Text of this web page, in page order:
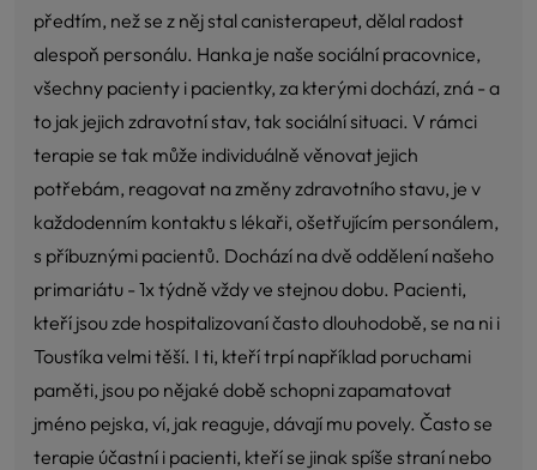
předtím, než se z něj stal canisterapeut, dělal radost
alespoň personálu. Hanka je naše sociální pracovnice,
všechny pacienty i pacientky, za kterými dochází, zná - a
to jak jejich zdravotní stav, tak sociální situaci. V rámci
terapie se tak může individuálně věnovat jejich
potřebám, reagovat na změny zdravotního stavu, je v
každodenním kontaktu s lékaři, ošetřujícím personálem,
s příbuznými pacientů. Dochází na dvě oddělení našeho
primariátu - 1x týdně vždy ve stejnou dobu. Pacienti,
kteří jsou zde hospitalizovaní často dlouhodobě, se na ni i
Toustíka velmi těší. I ti, kteří trpí například poruchami
paměti, jsou po nějaké době schopni zapamatovat
jméno pejska, ví, jak reaguje, dávají mu povely. Často se
terapie účastní i pacienti, kteří se jinak spíše straní nebo